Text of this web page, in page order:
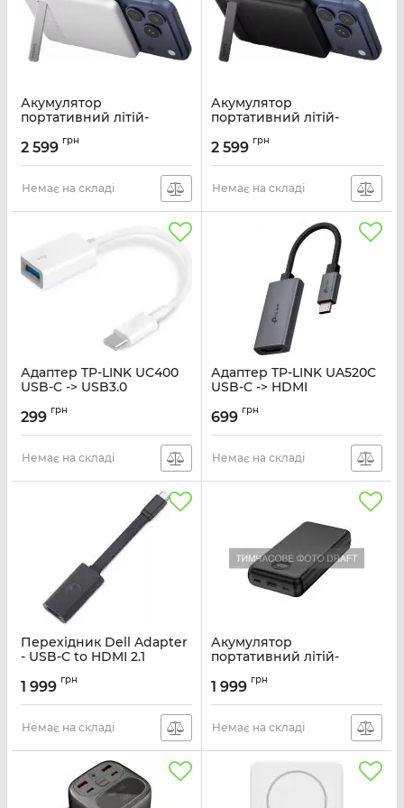
Акумулятор
портативний літій-
Belkin 5000мА·год, 20Вт
Артикул: BPD011HQWH
2 599 грн
Немає на складі
Акумулятор
портативний літій-
Belkin 5000мА·год, 20Вт
Артикул: BPD011HQBK
2 599 грн
Немає на складі
Адаптер TP-LINK UС400
USB-C -> USB3.0
299 грн
Немає на складі
Адаптер TP-LINK UA520C
USB-C -> HDMI
699 грн
Немає на складі
Перехідник Dell Adapter
- USB-C to HDMI 2.1
1 999 грн
Немає на складі
Акумулятор
портативний літій-
30000мА·год, 65Вт, PD,
2E-PB3009-BLACK
1 999 грн
Немає на складі